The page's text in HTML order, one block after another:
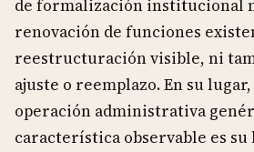
de formalización institucional
renovación de funciones
reestructuración visible, ni
ajuste o reemplazo. En su
operación administrativa
característica observable es